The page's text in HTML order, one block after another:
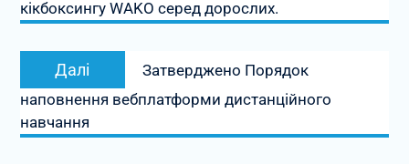
кікбоксингу WAKO серед дорослих.
Далі
запис:
Затверджено Порядок
наповнення вебплатформи дистанційного
навчання